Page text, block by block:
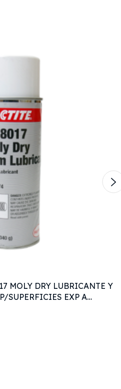
MOLY DRY LUBRICANTE Y
SUPERFICIES EXP A